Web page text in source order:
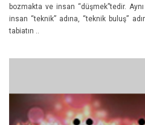
bozmakta ve insan “düşmek”tedir.
insan “teknik” adına, “teknik buluş”
tabiatın ..